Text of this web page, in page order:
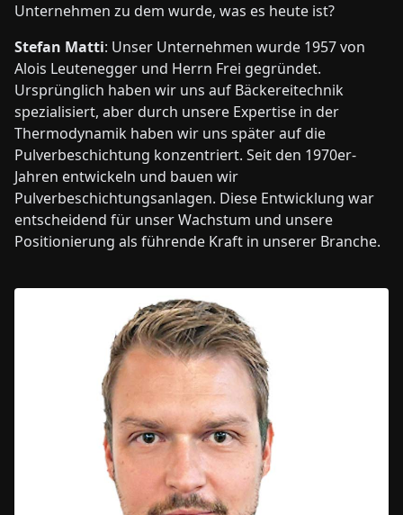
Unternehmen zu dem wurde, was es heute ist?
Stefan Matti: Unser Unternehmen wurde 1957 von
Alois Leutenegger und Herrn Frei gegründet.
Ursprünglich haben wir uns auf Bäckereitechnik
spezialisiert, aber durch unsere Expertise in der
Thermodynamik haben wir uns später auf die
Pulverbeschichtung konzentriert. Seit den 1970er-
Jahren entwickeln und bauen wir
Pulverbeschichtungsanlagen. Diese Entwicklung war
entscheidend für unser Wachstum und unsere
Positionierung als führende Kraft in unserer Branche.